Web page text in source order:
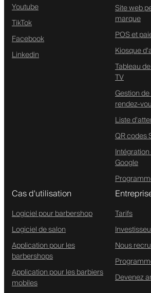
Youtube
TikTok
Facebook
Linkedin
Site web
marque
POS et
Kiosque
Tableau
TV
Gestion
rendez-
Liste
QR codes
Google
Cas d'utilisation
Logiciel pour barbershop
Logiciel de salon
Application pour les
barbershops
Application pour les barbiers
mobiles
Tarifs
Nous
Devenez